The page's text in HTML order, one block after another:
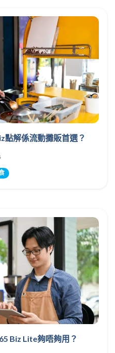
點解係流動攤販首選？
Biz Lite夠唔夠用？